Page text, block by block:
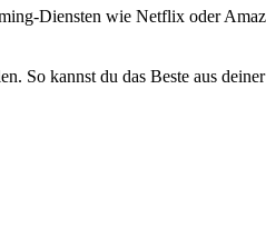
Diensten wie Netflix oder
So kannst du das Beste aus